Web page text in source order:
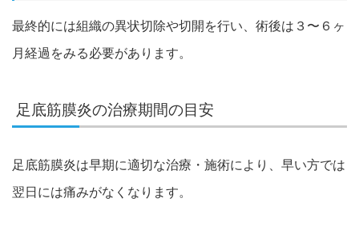
最終的には組織の異状切除や切開を行い、術後は３〜６ヶ
月経過をみる必要があります。
足底筋膜炎の治療期間の目安
足底筋膜炎は早期に適切な治療・施術により、早い方では
翌日には痛みがなくなります。